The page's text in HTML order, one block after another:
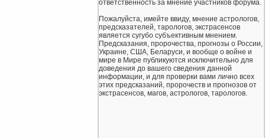
ответственность за мнение участников форума.
Пожалуйста, имейте ввиду, мнение астрологов,
предсказателей, тарологов, экстрасенсов
является сугубо субъективным мнением.
Предсказания, пророчества, прогнозы о России,
Украине, США, Беларуси, и вообще о войне и
мире в Мире публикуются исключительно для
доведения до вашего сведения данной
информации, и для проверки вами лично всех
этих предсказаний, пророчеств и прогнозов от
экстрасенсов, магов, астрологов, тарологов.